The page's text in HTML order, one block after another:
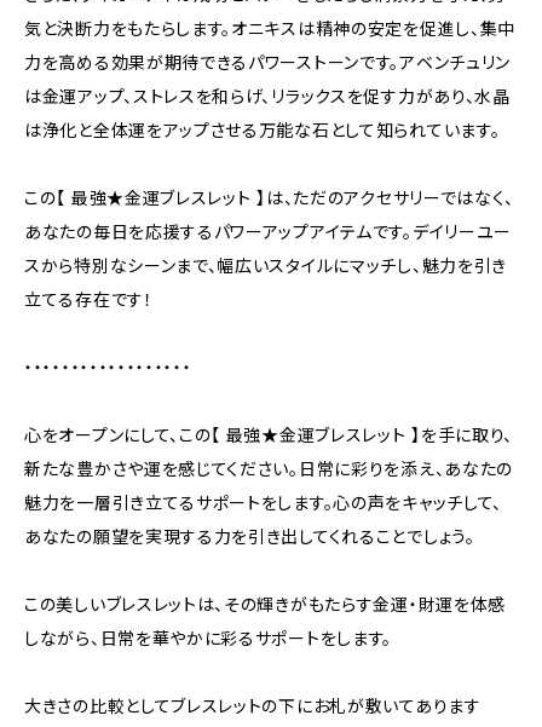
気と決断力をもたらします。オニキスは精神の安定を促進し、集中
力を高める効果が期待できるパワーストーンです。アベンチュリン
は金運アップ、ストレスを和らげ、リラックスを促す力があり、水晶
は浄化と全体運をアップさせる万能な石として知られています。
この【 最強★金運ブレスレット 】は、ただのアクセサリーではなく、
あなたの毎日を応援するパワーアップアイテムです。デイリーユー
スから特別なシーンまで、幅広いスタイルにマッチし、魅力を引き
立てる存在です！
・・・・・・・・・・・・・・・・・・
心をオープンにして、この【 最強★金運ブレスレット 】を手に取り、
新たな豊かさや運を感じてください。日常に彩りを添え、あなたの
魅力を一層引き立てるサポートをします。心の声をキャッチして、
あなたの願望を実現する力を引き出してくれることでしょう。
この美しいブレスレットは、その輝きがもたらす金運・財運を体感
しながら、日常を華やかに彩るサポートをします。
大きさの比較としてブレスレットの下にお札が敷いてあります